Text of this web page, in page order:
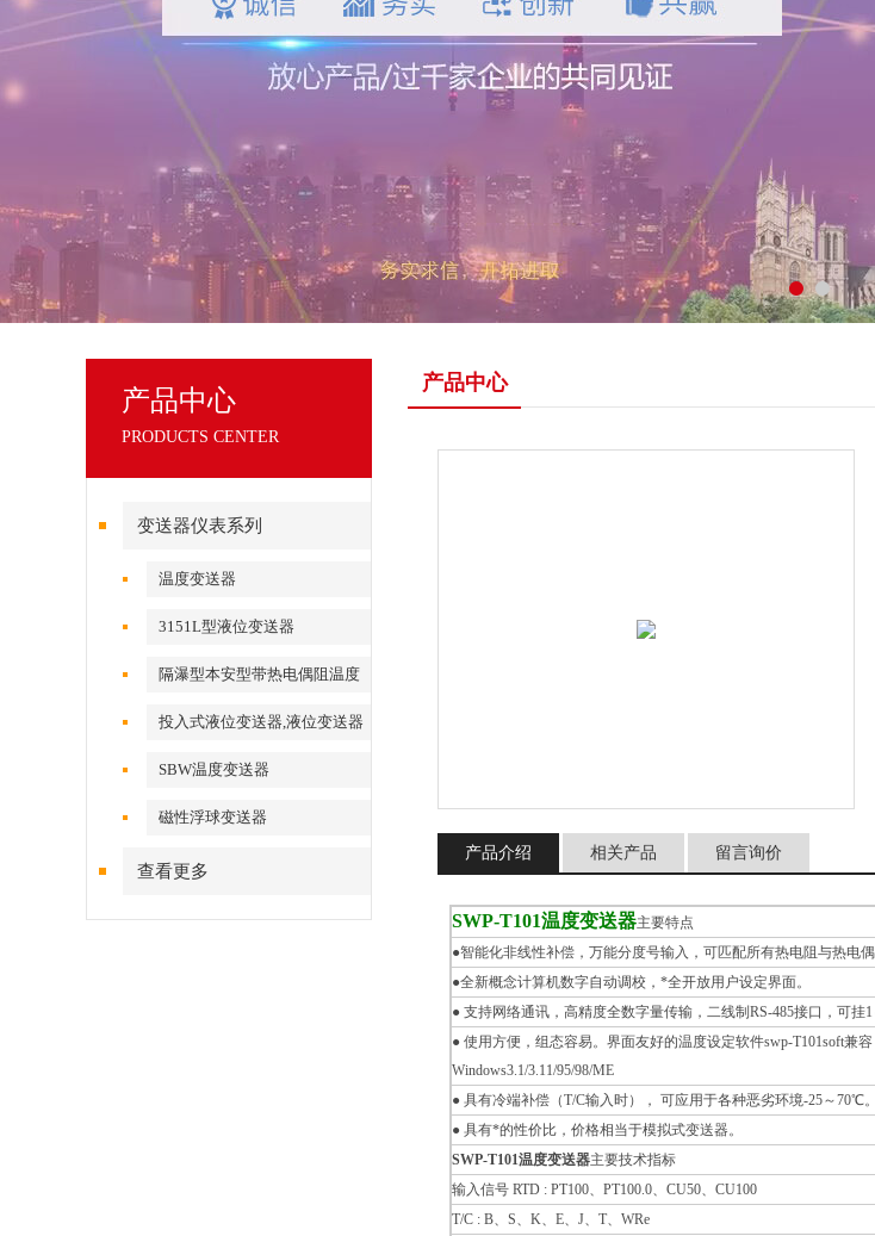
产品中心
PRODUCTS CENTER
变送器仪表系列
温度变送器
3151L型液位变送器
隔瀑型本安型带热电偶阻温度
变送器
投入式液位变送器,液位变送器
SBW温度变送器
磁性浮球变送器
查看更多
产品中心
产品介绍 相关产品 留言询价
SWP-T101温度变送器主要特点
●智能化非线性补偿，万能分度号输入，可匹配所有热电阻与热电偶
●全新概念计算机数字自动调校，*全开放用户设定界面。
● 支持网络通讯，高精度全数字量传输，二线制RS-485接口，可挂1
● 使用方便，组态容易。界面友好的温度设定软件swp-T101soft兼容
Windows3.1/3.11/95/98/ME
● 具有冷端补偿（T/C输入时）， 可应用于各种恶劣环境-25～70℃。
● 具有*的性价比，价格相当于模拟式变送器。
SWP-T101温度变送器主要技术指标
输入信号 RTD : PT100、PT100.0、CU50、CU100
T/C : B、S、K、E、J、T、WRe